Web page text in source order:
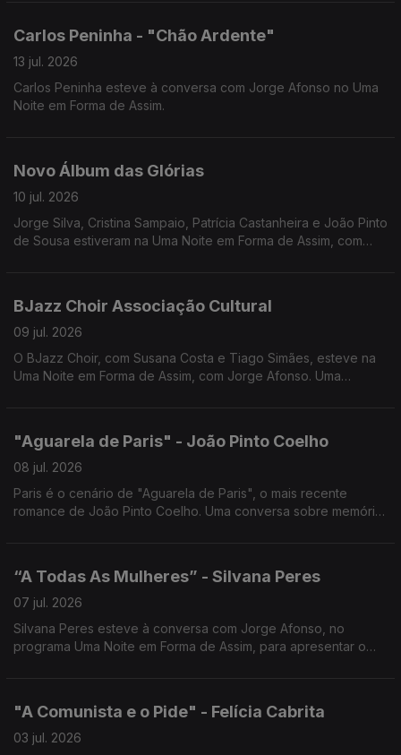
Carlos Peninha - "Chão Ardente"
13 jul. 2026
Carlos Peninha esteve à conversa com Jorge Afonso no Uma
Noite em Forma de Assim.
Novo Álbum das Glórias
10 jul. 2026
Jorge Silva, Cristina Sampaio, Patrícia Castanheira e João Pinto
de Sousa estiveram na Uma Noite em Forma de Assim, com
BJazz Choir Associação Cultural
09 jul. 2026
O BJazz Choir, com Susana Costa e Tiago Simães, esteve na
Uma Noite em Forma de Assim, com Jorge Afonso. Uma
"Aguarela de Paris" - João Pinto Coelho
08 jul. 2026
Paris é o cenário de "Aguarela de Paris", o mais recente
romance de João Pinto Coelho. Uma conversa sobre memória,
“A Todas As Mulheres” - Silvana Peres
07 jul. 2026
Silvana Peres esteve à conversa com Jorge Afonso, no
programa Uma Noite em Forma de Assim, para apresentar o
"A Comunista e o Pide" - Felícia Cabrita
03 jul. 2026